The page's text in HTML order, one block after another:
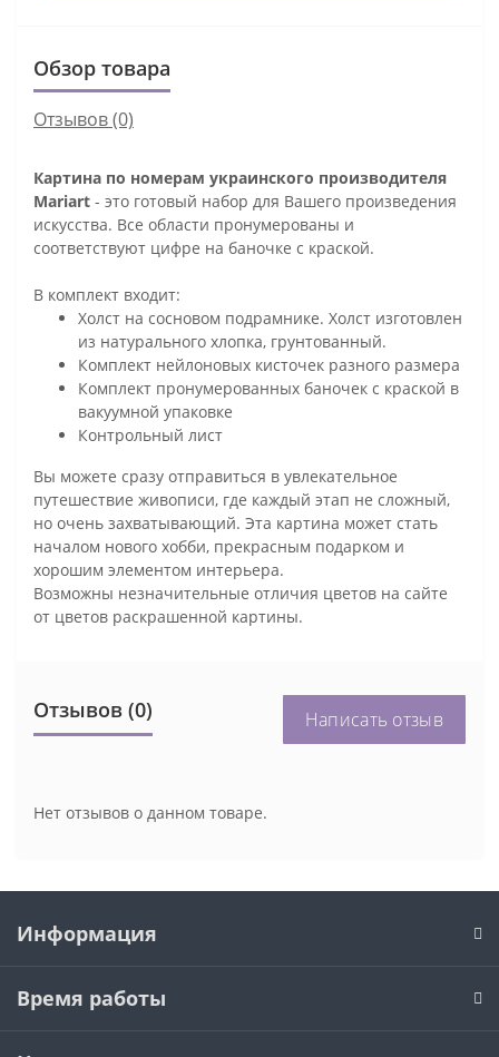
Обзор товара
Отзывов (0)
Картина по номерам украинского производителя
Mariart - это готовый набор для Вашего произведения
искусства. Все области пронумерованы и
соответствуют цифре на баночке с краской.
В комплект входит:
Холст на сосновом подрамнике. Холст изготовлен
из натурального хлопка, грунтованный.
Комплект нейлоновых кисточек разного размера
Комплект пронумерованных баночек с краской в
вакуумной упаковке
Контрольный лист
Вы можете сразу отправиться в увлекательное
путешествие живописи, где каждый этап не сложный,
но очень захватывающий. Эта картина может стать
началом нового хобби, прекрасным подарком и
хорошим элементом интерьера.
Возможны незначительные отличия цветов на сайте
от цветов раскрашенной картины.
Отзывов (0) Написать отзыв
Нет отзывов о данном товаре.
Информация
Время работы